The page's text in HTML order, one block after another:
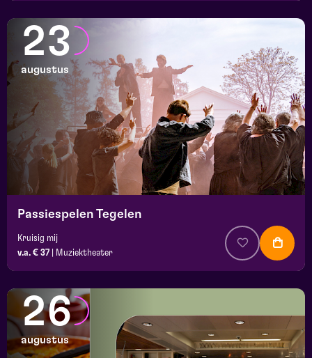
23
augustus
Passiespelen Tegelen
Kruisig mij
v.a. € 37
Muziektheater
26
augustus